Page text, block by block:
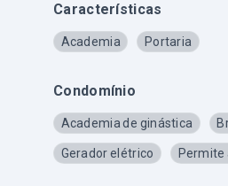
Características
Academia Portaria
Condomínio
Academia de ginástica
Gerador elétrico Permite